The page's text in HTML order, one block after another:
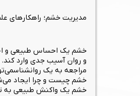
مدیریت خشم؛ راهکارهای
خشم یک احساس طبیعی و
و روان آسیب جدی وارد
مراجعه به یک
خشم چیست و چرا ایجاد
خشم یک واکنش طبیعی به
روانشناسی
ارتقاء خلاقیت